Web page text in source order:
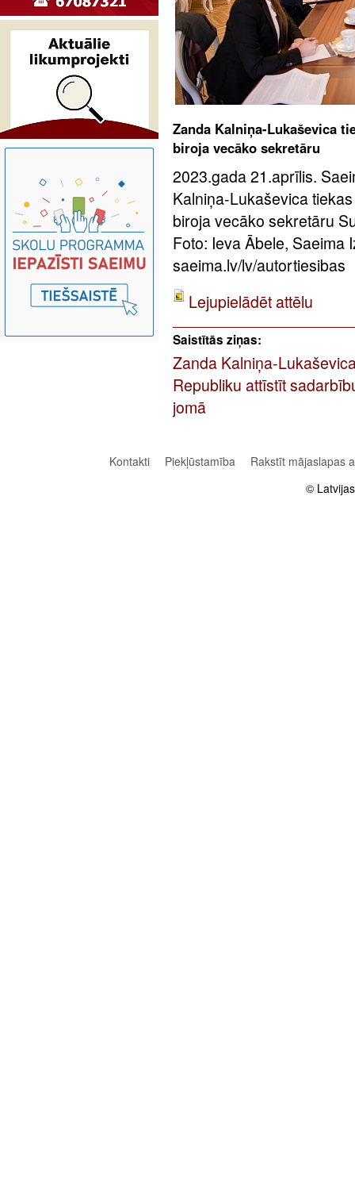
Zanda Kalniņa-Lukaševica
biroja vecāko sekretāru
2023.gada 21.aprīlis.
Kalniņa-Lukaševica
biroja vecāko sekretāru
Foto: Ieva Ābele, Saeima
saeima.lv/lv/autortiesibas
Lejupielādēt attēlu
Saistītās ziņas:
Zanda Kalniņa-
Republiku attīstīt
jomā
Kontakti Piekļūstamība
Rakstīt mājaslapas
©